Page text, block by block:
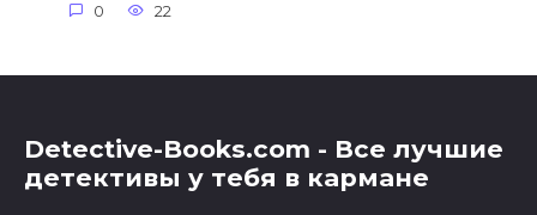
0 22
Detective-Books.com - Все лучшие
детективы у тебя в кармане